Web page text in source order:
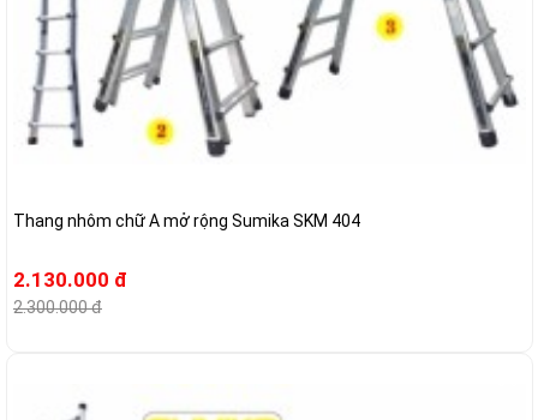
Thang nhôm chữ A mở rộng Sumika SKM 404
2.130.000 đ
2.300.000 đ